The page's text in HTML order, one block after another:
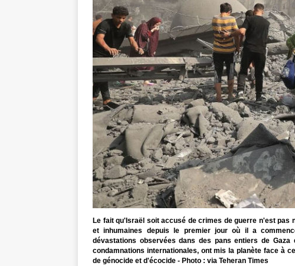
Le fait qu'Israël soit accusé de crimes de guerre n'est
et inhumaines depuis le premier jour où il a
dévastations observées dans des pans entiers de
condamnations internationales, ont mis la planète face à
de génocide et d'écocide - Photo : via Teheran Times